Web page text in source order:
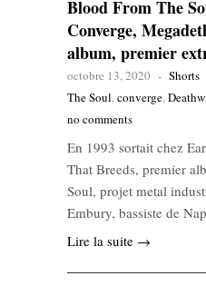
Blood From The
Converge,
album, premier
octobre 13, 2020 - Shorts
The Soul,converge,
no comments
En 1993 sortait chez
That Breeds, premier
Soul, projet metal
Embury, bassiste de
Lire la suite →